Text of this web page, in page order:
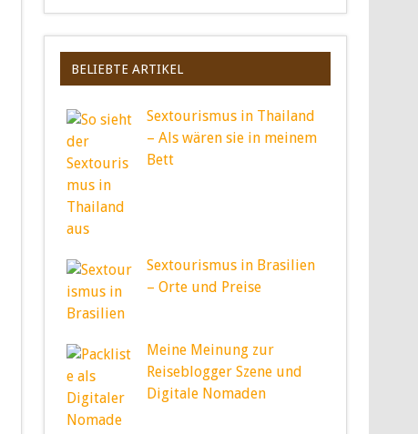
BELIEBTE ARTIKEL
Sextourismus in Thailand
– Als wären sie in meinem
Bett
Sextourismus in Brasilien
– Orte und Preise
Meine Meinung zur
Reiseblogger Szene und
Digitale Nomaden